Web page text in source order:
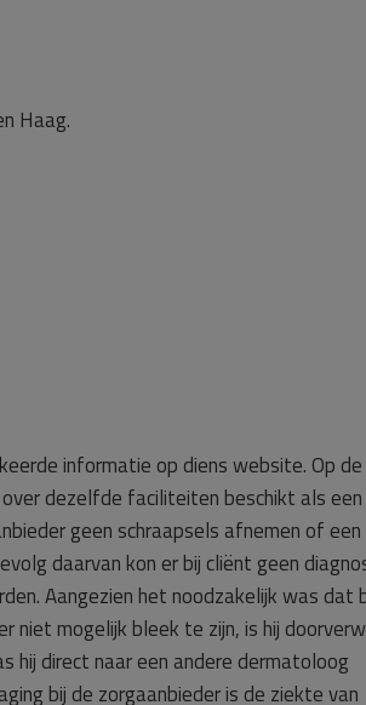
Haag.
informatie op diens website. Op de
dezelfde faciliteiten beschikt als een
geen schraapsels afnemen of een
daarvan kon er bij cliënt geen
Aangezien het noodzakelijk was dat
niet mogelijk bleek te zijn, is hij
hij direct naar een andere dermatoloog
bij de zorgaanbieder is de ziekte van